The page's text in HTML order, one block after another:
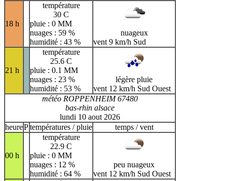
18 h
température
30 C
pluie : 0 MM
nuages : 59 %
humidité : 43 %
nuageux
vent 9 km/h Sud
21 h
température
25.6 C
pluie : 0.1 MM
nuages : 23 %
humidité : 53 %
légère pluie
vent 12 km/h Sud Ouest
météo ROPPENHEIM 67480
bas-rhin alsace
lundi 10 aout 2026
heurePtempératures / pluie temps / vent
00 h
température
22.9 C
pluie : 0 MM
nuages : 12 %
humidité : 64 %
peu nuageux
vent 12 km/h Sud Ouest